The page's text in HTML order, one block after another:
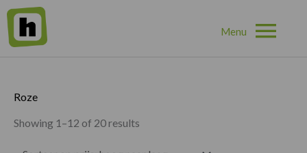
Home»
Roze
Showing 1–12 of 20 results